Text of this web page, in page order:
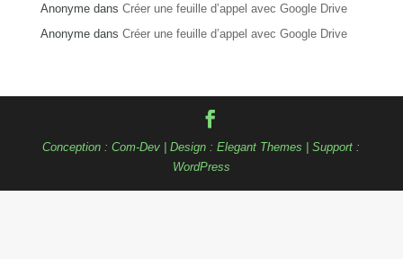
Anonymedans Créer une feuille d’appel avec Google Drive
Anonymedans Créer une feuille d’appel avec Google Drive
Conception :Com-Dev | Design :Elegant Themes | Support :
WordPress